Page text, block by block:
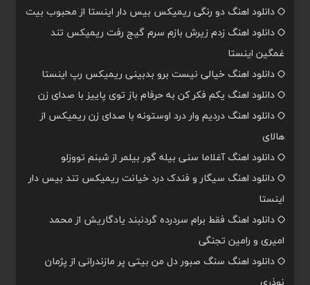
دانلود اهنگ دو رنگی ریمیکس بیس دار اینستا از محبوب بیت
دانلود اهنگ زدم زیرش بازم سرم گیج رفت ریمیکس تند
غمگین اینستا
دانلود اهنگ خیالی نیست برو بدبینی ریمیکس رپ اینستا
دانلود اهنگ یکم فکر کن به حرفام باز توی پاییز با صدای زن
دانلود اهنگ دردیم وار درد اوستونه با صدای زن ریمیکس از
هالای
دانلود اهنگ آغلاما سنی بیله گور بیلمر از شبنم تووزلو
دانلود اهنگ سیگار و فندک درد خیانت ریمیکس تند بیس دار
اینستا
دانلود اهنگ فقط برام سردرده گردنبند یادگاریش از محمد
امیری و رامین تجنگی
دانلود اهنگ سنگ صبور دل من بیتی پر مازندرانی از پژمان
نوذری